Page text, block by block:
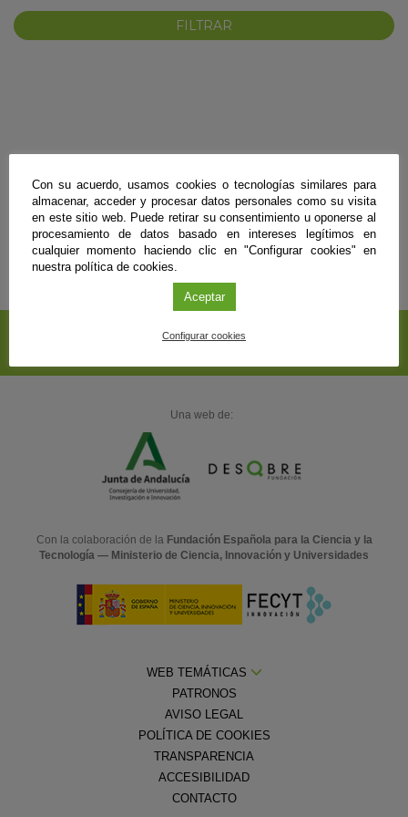
SUSCRÍBETE A NUESTRO
Una web de:
Con la colaboración de la Fundación Española para la Ciencia y la
Tecnología — Ministerio de Ciencia, Innovación y Universidades
WEB TEMÁTICAS
PATRONOS
AVISO LEGAL
POLÍTICA DE COOKIES
TRANSPARENCIA
ACCESIBILIDAD
CONTACTO
Con su acuerdo, usamos cookies o tecnologías similares para
almacenar, acceder y procesar datos personales como su visita
en este sitio web. Puede retirar su consentimiento u oponerse al
procesamiento de datos basado en intereses legítimos en
cualquier momento haciendo clic en "Configurar cookies" en
nuestra política de cookies.
Aceptar
Configurar cookies